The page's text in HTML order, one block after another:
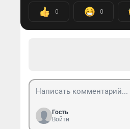
0 0
Гость
Войти